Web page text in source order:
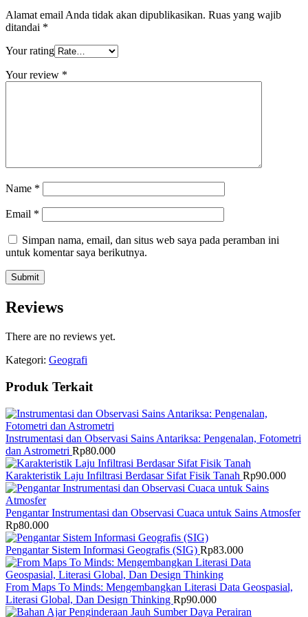
Alamat email Anda tidak akan dipublikasikan. Ruas yang wajib
ditandai *
Your rating
Your review *
Name *
Email *
Simpan nama, email, dan situs web saya pada peramban ini
untuk komentar saya berikutnya.
Reviews
There are no reviews yet.
Kategori: Geografi
Produk Terkait
Instrumentasi dan Observasi Sains Antariksa: Pengenalan, Fotometri
dan Astrometri Rp80.000
Karakteristik Laju Infiltrasi Berdasar Sifat Fisik Tanah Rp90.000
Pengantar Instrumentasi dan Observasi Cuaca untuk Sains Atmosfer
Rp80.000
Pengantar Sistem Informasi Geografis (SIG) Rp83.000
From Maps To Minds: Mengembangkan Literasi Data Geospasial,
Literasi Global, Dan Design Thinking Rp90.000